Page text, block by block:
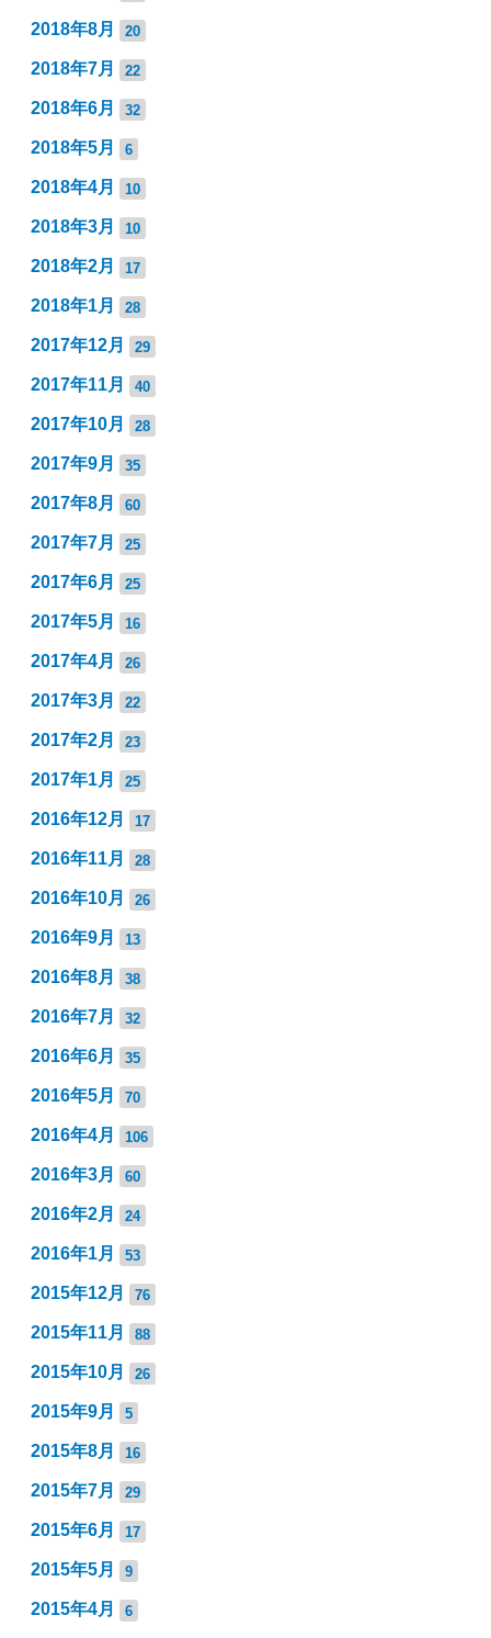
2018年8月 20
2018年7月 22
2018年6月 32
2018年5月 6
2018年4月 10
2018年3月 10
2018年2月 17
2018年1月 28
2017年12月 29
2017年11月 40
2017年10月 28
2017年9月 35
2017年8月 60
2017年7月 25
2017年6月 25
2017年5月 16
2017年4月 26
2017年3月 22
2017年2月 23
2017年1月 25
2016年12月 17
2016年11月 28
2016年10月 26
2016年9月 13
2016年8月 38
2016年7月 32
2016年6月 35
2016年5月 70
2016年4月 106
2016年3月 60
2016年2月 24
2016年1月 53
2015年12月 76
2015年11月 88
2015年10月 26
2015年9月 5
2015年8月 16
2015年7月 29
2015年6月 17
2015年5月 9
2015年4月 6